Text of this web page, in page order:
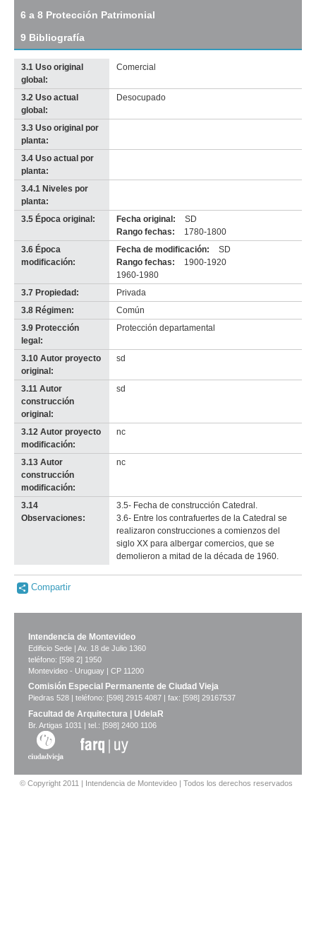
original
Imagen del tramo:
Sarandí (Sa 10)
Descarga tamaño completo
Anterior Pausa Siguiente
6 a 8 Protección Patrimonial
9 Bibliografía
3.1 Uso original
global:
Comercial
3.2 Uso actual
global:
Desocupado
3.3 Uso original por
planta:
3.4 Uso actual por
planta:
3.4.1 Niveles por
planta:
3.5 Época original:
Fecha original:
SD
Rango fechas:
1780-1800
3.6 Época
modificación:
Fecha de modificación:
SD
Rango fechas:
1900-1920
1960-1980
3.7 Propiedad:
Privada
3.8 Régimen:
Común
3.9 Protección
legal:
Protección departamental
3.10 Autor proyecto
original:
sd
3.11 Autor
construcción
original:
sd
3.12 Autor proyecto
modificación:
nc
3.13 Autor
construcción
modificación:
nc
3.14
Observaciones:
3.5- Fecha de construcción Catedral.
3.6- Entre los contrafuertes de la Catedral se
realizaron construcciones a comienzos del
siglo XX para albergar comercios, que se
demolieron a mitad de la década de 1960.
Compartir
Intendencia de Montevideo
Edificio Sede | Av. 18 de Julio 1360
teléfono: [598 2] 1950
Montevideo - Uruguay | CP 11200
Comisión Especial Permanente de Ciudad Vieja
Piedras 528 | teléfono: [598] 2915 4087 | fax: [598] 29167537
Facultad de Arquitectura | UdelaR
Br. Artigas 1031 | tel.: [598] 2400 1106
© Copyright 2011 | Intendencia de Montevideo | Todos los derechos reservados